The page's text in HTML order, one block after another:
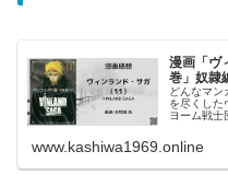
漫画「ヴ
巻」奴隷
どんなマン
を尽くした
ヨーム戦士
子として
www.kashiwa1969.online